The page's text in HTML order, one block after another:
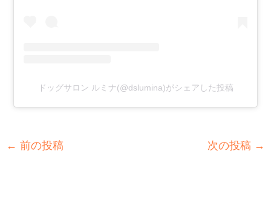
ドッグサロン ルミナ(@dslumina)がシェアした投稿
← 前の投稿 次の投稿 →